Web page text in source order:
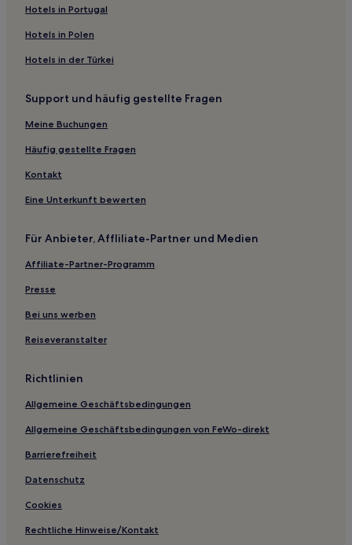
Günstige in Peoria
Hotels mit Küchenzeile in Illinois
Business in Illinois
2-Sterne-Hotels in Springfield
Hotels nahe Greater St. Louis Air & Space Museum
Hotels nahe Shea's Gas Station Museum
Rockport Hotels
Hotels nahe TREC Calico Trail
Berlin Hotels
Conrad Hotels
Naples Hotels
Okawville Hotels
Odin Hotels
Hotels nahe Southern Illinois University
Golden Eagle Hotels
Hotels nahe Illinois State Museum
Hotels nahe Old State Capitol
St. Jacob Hotels
Collinsville Hotels
Hotels nahe Camp Butler National Cemetery
Hotels in Portugal
Hotels in Polen
Hotels in der Türkei
Support und häufig gestellte Fragen
Meine Buchungen
Häufig gestellte Fragen
Kontakt
Eine Unterkunft bewerten
Für Anbieter, Affliliate-Partner und Medien
Affiliate-Partner-Programm
Presse
Bei uns werben
Reiseveranstalter
Richtlinien
Allgemeine Geschäftsbedingungen
Allgemeine Geschäftsbedingungen von FeWo-direkt
Barrierefreiheit
Datenschutz
Cookies
Rechtliche Hinweise/Kontakt